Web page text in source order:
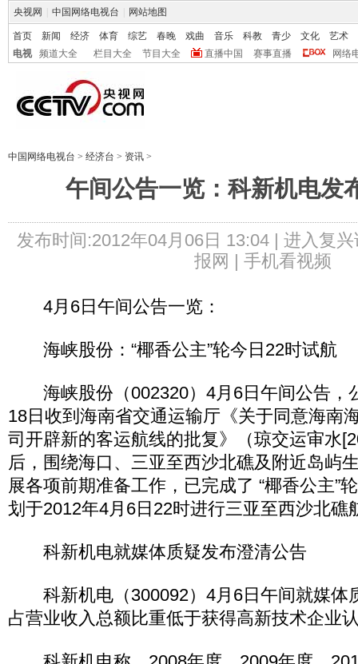
央视网 中国网络电视台 网站地图
首页 新闻 经济 体育 综艺 春晚 戏曲 音乐 科教 青少 文化
艺术
电视
频道大全 栏目大全 节目大全 直播中国 赛事直播 网络
中国网络电视台 > 经济台 > 资讯 >
午间公告一览：科新机电发
发布时间:2012年04月06日 13:04 | 进入复兴
报网 | 手机看视频
4月6日午间公告一览：
海峡股份：“椰香公主”轮今日22时试航
海峡股份（002320）4月6日午间公告，
18日收到海南省交通运输厅《关于同意海南
司开辟新的客运航线的批复》（琼交运审水
后，围绕海口、三亚至西沙北礁及附近岛屿
展各项前期准备工作，已完成了 “椰香公主”
划于2012年4月6日22时进行三亚至西沙北礁
科新机电就媒体质疑发布澄清公告
科新机电（300092）4月6日午间就媒体
占营业收入总额比重低于获得高新技术企业